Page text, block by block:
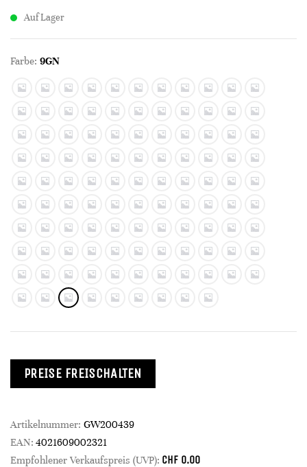
Auf Lager
Farbe: 9GN
PREISE FREISCHALTEN
Artikelnummer: GW200439
EAN: 4021609002321
Empfohlener Verkaufspreis (UVP): CHF 0.00